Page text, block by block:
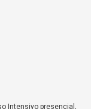
Intensivo presencial ,